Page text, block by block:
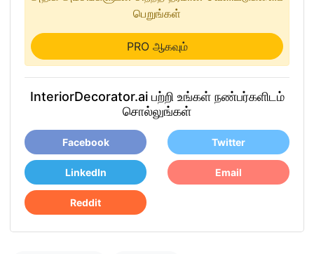
பெறுங்கள்
PRO ஆகவும்
InteriorDecorator.ai பற்றி உங்கள் நண்பர்களிடம்
சொல்லுங்கள்
Facebook Twitter
LinkedIn Email
Reddit